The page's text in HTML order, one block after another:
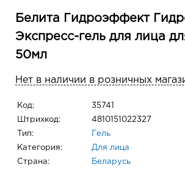
Белита Гидроэффект
Экспресс-гель для лица
50мл
Нет в наличии в розничных
Код: 35741
Штрихкод: 4810151022327
Тип: Гель
Категория: Для лица
Страна: Беларусь